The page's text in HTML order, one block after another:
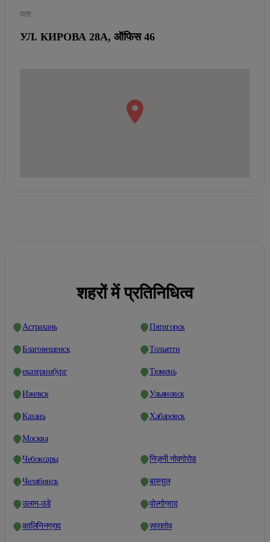
पता:
УЛ. КИРОВА 28А, ऑफिस 46
शहरों में प्रतिनिधित्व
Астрахань
Благовещенск
екатеринбург
Ижевск
Казань
Москва
Пятигорск
Тольятти
Тюмень
Ульяновск
Хабаровск
Чебоксары
Челябинск
उलान-उडे
कालिनिनग्राद
निज़नी नोवगोरोड
बारनाुल
वोल्गोग्राद
सारातोव